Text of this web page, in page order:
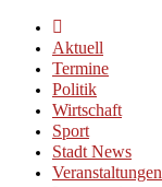
Aktuell
Termine
Politik
Wirtschaft
Sport
Stadt News
Veranstaltungen